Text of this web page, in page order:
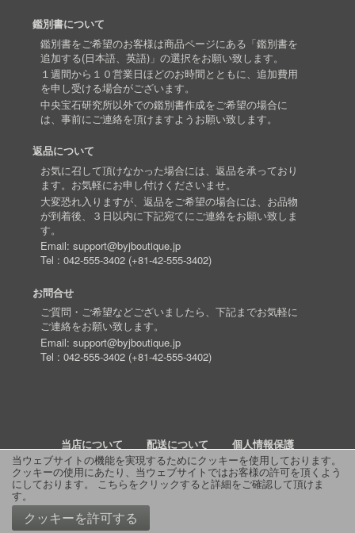
当ウェブサイトの機能を実現するためにクッキーを使用しております。
クッキーの使用にあたり、当ウェブサイトではお客様の許可を頂くよう
にしております。 こちらをクリックすると詳細をご確認して頂けま
す。
クッキーを許可する
鑑別書について
鑑別書をご希望のお客様は商品ページにある「鑑別書を
追加する(日本語、英語)」の選択をお願い致します。
１週間から１０営業日ほどのお時間とともに、追加費用
を申し受ける場合がございます。
中央宝石研究所以外での鑑別書作成をご希望の場合に
は、事前にご連絡を頂けますようお願い致します。
返品について
お気に召して頂けなかった場合には、返品を承っており
ます。お気軽にお申し付けくださいませ。
大変恐れ入りますが、返品をご希望の場合には、お品物
が到着後、３日以内に下記宛てにご連絡をお願い致しま
す。
Email: support@byjboutique.jp
Tel : 042-555-3402(+81-42-555-3402)
お問合せ
ご質問・ご希望などございましたら、下記までお気軽に
ご連絡をお願い致します。
Email: support@byjboutique.jp
Tel : 042-555-3402(+81-42-555-3402)
当店について 配送について
個人情報保護
詳細検索
よくあるご質問 お問い合わせ RSS
© 2011 J Boutique